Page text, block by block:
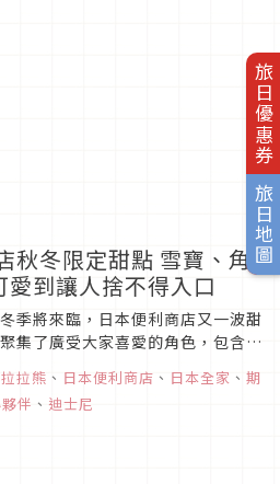
旅日優惠券
旅日地圖
秋冬限定甜點 雪寶、角
到讓人捨不得入口
季將來臨，日本便利商店又一波甜
集了廣受大家喜愛的角色，包含雪
成超級可愛的造型甜點，實在讓人
他熱門的甜點新品，最適合在冷冷
看看！1.7-ELEVEN「冰雪奇緣2
拉拉熊 、 日本便利商店 、 日本全家 、 期
伴 、 迪士尼